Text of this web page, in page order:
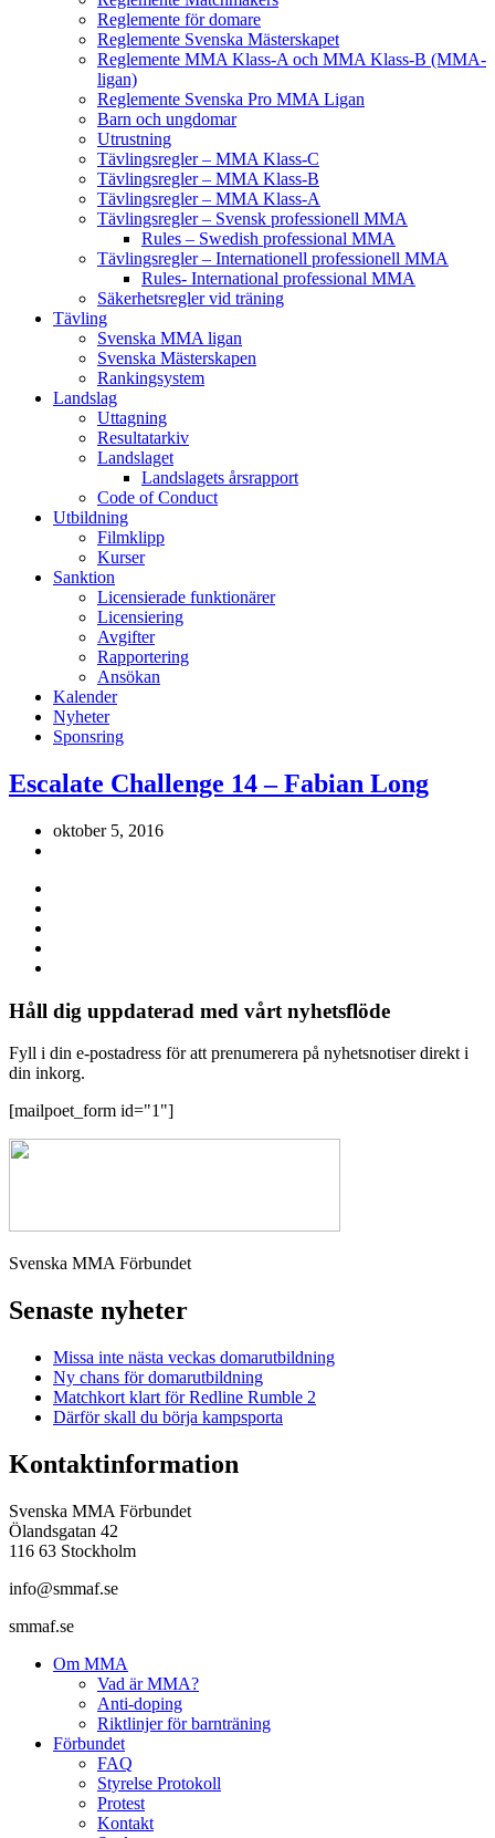
Reglemente för domare
Reglemente Svenska Mästerskapet
Reglemente MMA Klass-A och MMA Klass-B (MMA-
ligan)
Reglemente Svenska Pro MMA Ligan
Barn och ungdomar
Utrustning
Tävlingsregler – MMA Klass-C
Tävlingsregler – MMA Klass-B
Tävlingsregler – MMA Klass-A
Tävlingsregler – Svensk professionell MMA
Rules – Swedish professional MMA
Tävlingsregler – Internationell professionell MMA
Rules- International professional MMA
Säkerhetsregler vid träning
Tävling
Svenska MMA ligan
Svenska Mästerskapen
Rankingsystem
Landslag
Uttagning
Resultatarkiv
Landslaget
Landslagets årsrapport
Code of Conduct
Utbildning
Filmklipp
Kurser
Sanktion
Licensierade funktionärer
Licensiering
Avgifter
Rapportering
Ansökan
Kalender
Nyheter
Sponsring
Escalate Challenge 14 – Fabian Long
oktober 5, 2016
Håll dig uppdaterad med vårt nyhetsflöde
Fyll i din e-postadress för att prenumerera på nyhetsnotiser direkt i
din inkorg.
[mailpoet_form id="1"]
Svenska MMA Förbundet
Senaste nyheter
Missa inte nästa veckas domarutbildning
Ny chans för domarutbildning
Matchkort klart för Redline Rumble 2
Därför skall du börja kampsporta
Kontaktinformation
Svenska MMA Förbundet
Ölandsgatan 42
116 63 Stockholm
info@smmaf.se
smmaf.se
Om MMA
Vad är MMA?
Anti-doping
Riktlinjer för barnträning
Förbundet
FAQ
Styrelse Protokoll
Protest
Kontakt